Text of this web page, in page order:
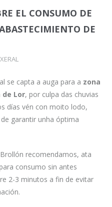
EL CONSUMO DE
DE
XERAL
se capta a auga para a zona
de Lor, por culpa das chuvias
días vén con moito lodo,
garantir unha óptima
recomendamos, ata
consumo sin antes
2-3 minutos a fin de evitar